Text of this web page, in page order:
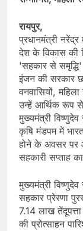
रायपुर,
प्रधानमंत्री
देश के विकास की
'सहकार से
इंजन की सरकार
वनवासियों,
उन्हें आर्थिक रूप
मुख्यमंत्री
कृषि मंडपम में
होने के अवसर पर
सहकारी सप्ताह
मुख्यमंत्री
सहकार प्रेरणा
7.14 लाख
की प्रोत्साहन